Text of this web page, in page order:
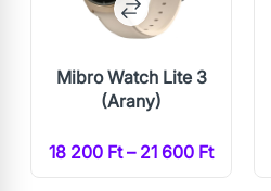
Mibro Watch Lite 3
(Arany)
18 200 Ft – 21 600 Ft